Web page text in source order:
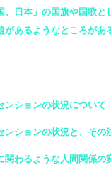
日本」の国旗や国歌と
があるようなところが
ンションの状況につい
ンションの状況と、そ
関わるような人間関係